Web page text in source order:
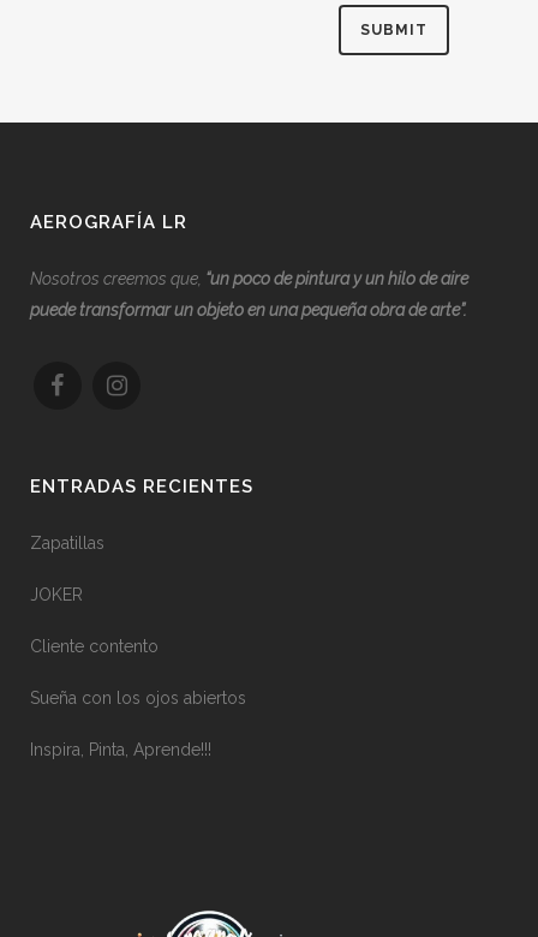
AEROGRAFÍA LR
Nosotros creemos que, “un poco de pintura y un hilo de aire
puede transformar un objeto en una pequeña obra de arte”.
ENTRADAS RECIENTES
Zapatillas
JOKER
Cliente contento
Sueña con los ojos abiertos
Inspira, Pinta, Aprende!!!